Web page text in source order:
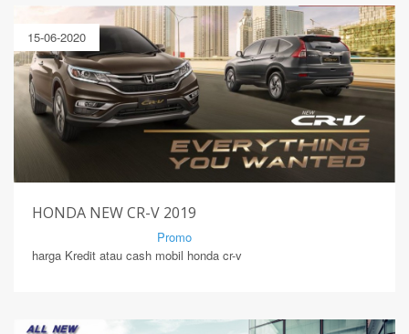
15-06-2020
HONDA NEW CR-V 2019
Promo
harga Kredit atau cash mobil honda cr-v